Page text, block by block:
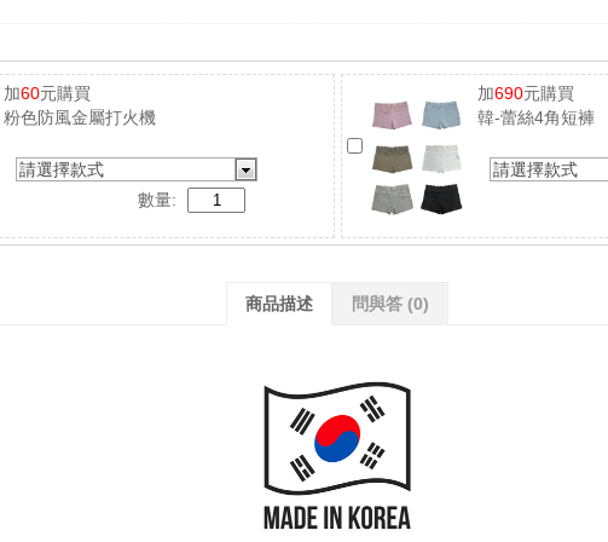
加60元購買
粉色防風金屬打火機
請選擇款式
數量:
加690元購買
韓-蕾絲4角短褲
請選擇款式
商品描述 問與答 (0)